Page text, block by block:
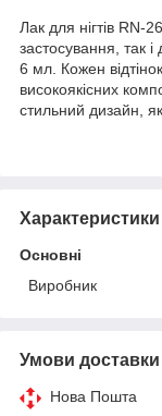
Лак для нігтів RN-
застосування, так
6 мл. Кожен
високоякісних
стильний дизайн,
Характеристики
Основні
Виробник
Умови доставки
Нова Пошта